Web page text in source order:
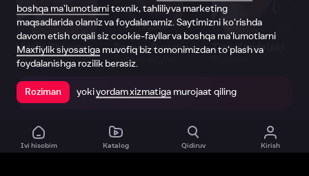
Vitaliy Shlyappo
Produser
Sergey Burunov
Dublyaj aktyori
Tina Kandelaki
Ilovada ochish
Ivi hisobim Katalog Qidiruv Kirish
boshqa ma’lumotlarnitexnik, tahliliy va marketing
maqsadlarida olamiz va foydalanamiz. Saytimizni ko‘rishda
davom etish orqali siz cookie-fayllar va boshqa ma’lumotlarni
Maxfiylik siyosatiga muvofiq biz tomonimizdan to‘plash va
foydalanishga rozilik berasiz.
Roziman yokiyordam xizmatiga murojaat qiling